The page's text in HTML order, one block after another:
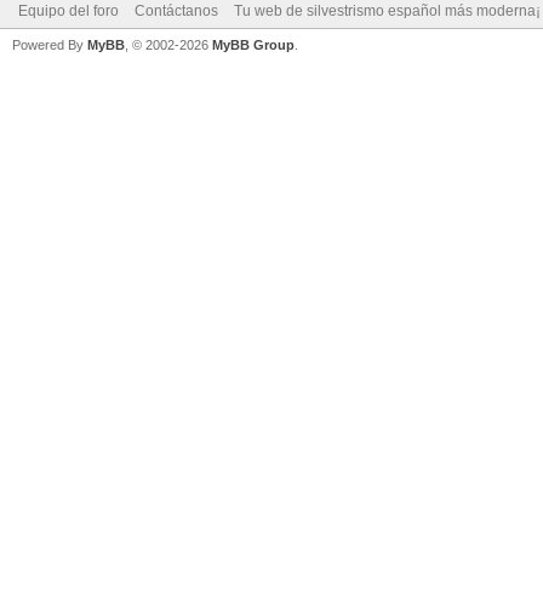
Equipo del foro Contáctanos Tu web de silvestrismo español más moderna¡
Powered By MyBB , © 2002-2026 MyBB Group